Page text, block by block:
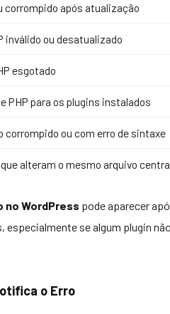
corrompido após atualização
inválido ou desatualizado
esgotado
PHP para os plugins instalados
corrompido ou com erro de sintaxe
alteram o mesmo arquivo
WordPress pode aparecer
especialmente se algum plugin
o Erro